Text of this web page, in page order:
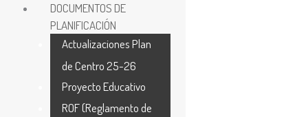
DOCUMENTOS DE
PLANIFICACIÓN
Actualizaciones Plan
de Centro 25-26
Proyecto Educativo
ROF (Reglamento de